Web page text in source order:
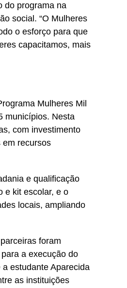
do programa na
social. “O Mulheres
o esforço para que
capacitamos, mais
Mulheres Mil
municípios. Nesta
com investimento
em recursos
e qualificação
e kit escolar, e o
locais, ampliando
foram
a execução do
estudante Aparecida
as instituições